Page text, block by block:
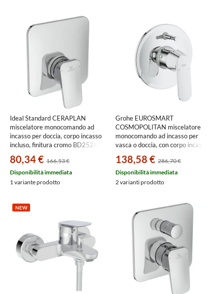
Ideal Standard CERAPLAN
miscelatore monocomando ad
incasso per doccia, corpo incasso
incluso, finitura cromo BD252AA
80,34 € 166,53 €
Disponibilità immediata
1 variante prodotto
Grohe EUROSMART
COSMOPOLITAN miscelatore
monocomando ad incasso per
vasca o doccia, con corpo incasso,
32879000
138,58 € 286,70 €
Disponibilità immediata
2 varianti prodotto
NEW